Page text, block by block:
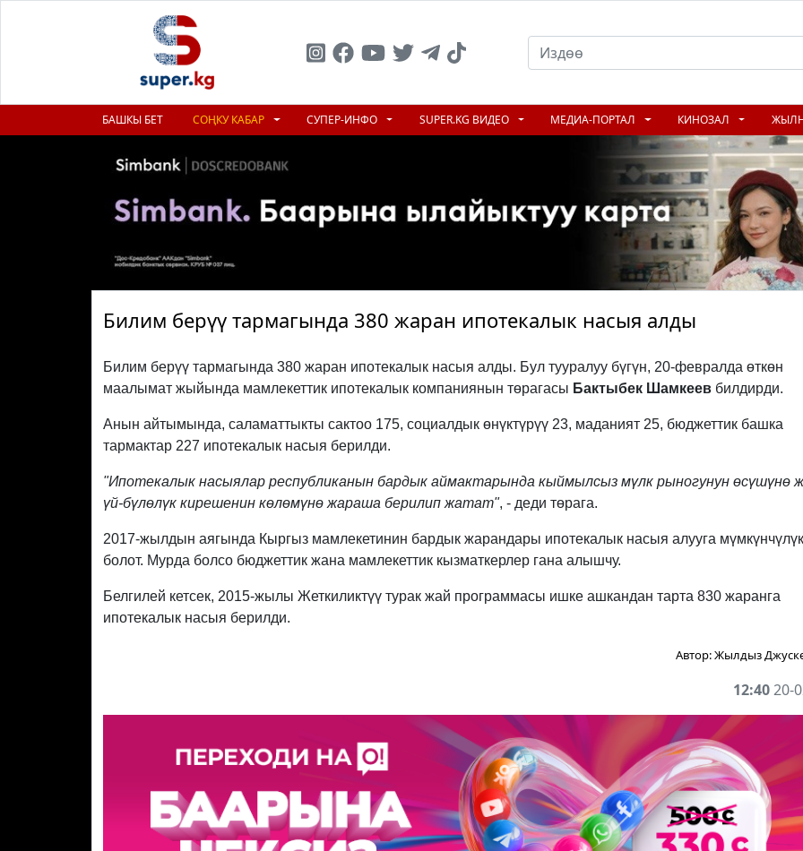
БАШКЫ БЕТ СОҢКУ КАБАР СУПЕР-ИНФО SUPER.KG ВИДЕО МЕДИА-ПОРТАЛ КИНОЗАЛ
Билим берүү тармагында 380 жаран ипотекалык насыя алды
Билим берүү тармагында 380 жаран ипотекалык насыя алды. Бул тууралуу бүгүн, 20-февралда өткөн
маалымат жыйында мамлекеттик ипотекалык компаниянын төрагасы Бактыбек Шамкеев билдирди.
Анын айтымында, саламаттыкты сактоо 175, социалдык өнүктүрүү 23, маданият 25, бюджеттик башка
тармактар 227 ипотекалык насыя берилди.
"Ипотекалык насыялар республиканын бардык аймактарында кыймылсыз мүлк рыногунун өсүшүнө
үй-бүлөлүк кирешенин көлөмүнө жараша берилип жатат", - деди төрага.
2017-жылдын аягында Кыргыз мамлекетинин бардык жарандары ипотекалык насыя алууга мүмкүнчүлүк
болот. Мурда болсо бюджеттик жана мамлекеттик кызматкерлер гана алышчу.
Белгилей кетсек, 2015-жылы Жеткиликтүү турак жай программасы ишке ашкандан тарта 830 жаранга
ипотекалык насыя берилди.
Автор:Жылдыз
12:4020-